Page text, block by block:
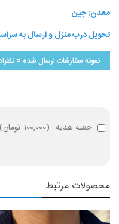
معدن: چین
تحویل درب منزل و ارسال به
نمونه سفارشات ارسال شده =
جعبه هدیه (100,000 تومان )
محصولات مرتبط